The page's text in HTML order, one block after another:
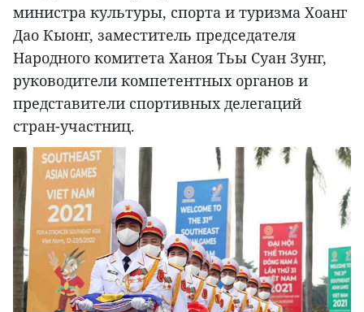
министра культуры, спорта и туризма Хоанг
Дао Кыонг, заместитель председателя
Народного комитета Ханоя Тьы Суан Зунг,
руководители компетентных органов и
представители спортивных делегаций
стран-участниц.